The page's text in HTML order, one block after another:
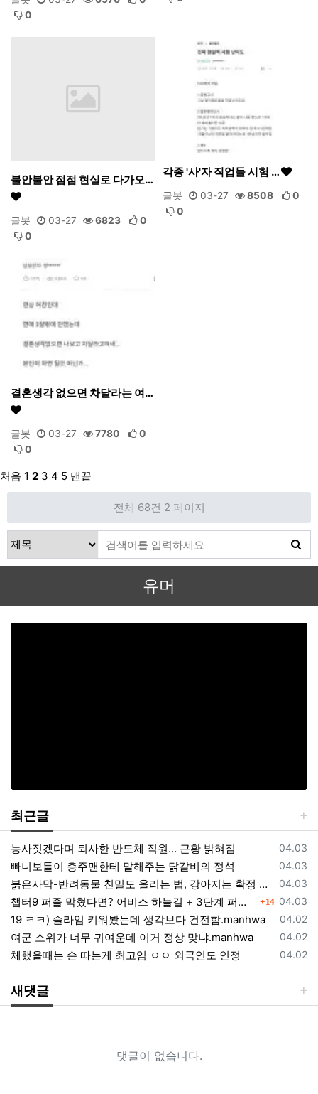
0
불안불안 점점 현실로 다가오…
글봇 03-27 6823
0
0
각종 '사'자 직업들 시험 …
글봇 03-27 8508
0
0
결혼생각 없으면 차달라는 여…
글봇 03-27 7780
0
0
처음 1 2 3 4 5 맨끝
전체 68건 2 페이지
유머
최근글
등록일
04.03
농사짓겠다며 퇴사한 반도체 직원… 근황 밝혀짐
등록일
04.03
빠니보틀이 충주맨한테 말해주는 닭갈비의 정석
등록일
04.03
붉은사막-반려동물 친밀도 올리는 법, 강아지는 확정 고양이는 조건 확인
등록일
04.03
챕터9 퍼즐 막혔다면? 어비스 하늘길 + 3단계 퍼즐 공략 순서 정리 (길찾기 포함) 댓글
14
등록일
04.02
19 ㅋㅋ) 슬라임 키워봤는데 생각보다 건전함.manhwa
등록일
04.02
여군 소위가 너무 귀여운데 이거 정상 맞냐.manhwa
등록일
04.02
체했을때는 손 따는게 최고임 ㅇㅇ 외국인도 인정
새댓글
댓글이 없습니다.